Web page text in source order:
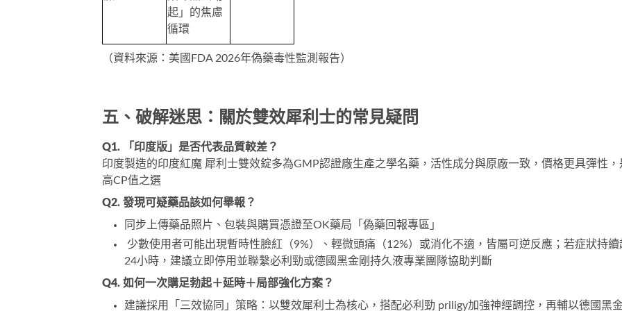
起」的焦慮
循環
（資料來源：美國FDA 2026年偽藥毒性監測報告）
五、破解迷思：關於雙效犀利士的常見疑問
Q1. 「印度版」是否代表品質較差？
印度製造的印度紅魔 犀利士雙效錠多為GMP認證廠生產之學名藥，活性成分與原廠一致，價格更具彈性，
高CP值之選
Q2. 發現可疑藥品該如何舉報？
同步上傳藥品照片、包裝與購買憑證至OK藥局 「偽藥回報專區」
少數使用者可能出現暫時性臉紅（9%）、輕微頭痛（12%）或消化不適，皆屬可逆反應；若症狀持續
24小時，建議立即停用並聯繫必利勁或德國黑金剛持久液專業團隊協助判斷
Q4. 如何一次購足勃起＋延時＋局部強化方案？
建議採用「三效協同」策略：以雙效犀利士為核心，搭配必利勁 priligy加強神經調控，再輔以德國黑